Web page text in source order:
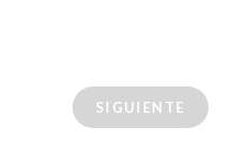
SIGUIENTE